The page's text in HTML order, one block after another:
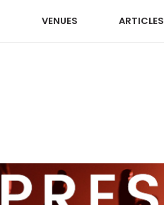
VENUES ARTICLES